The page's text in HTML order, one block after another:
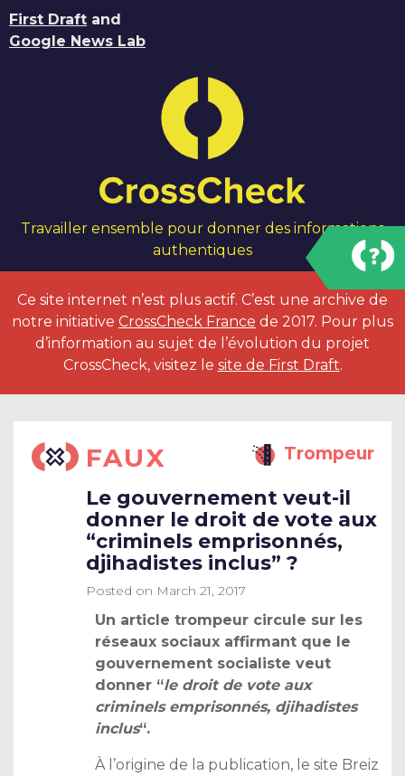
First Draft and
Google News Lab
Travailler ensemble pour donner des informations
authentiques
Ce site internet n’est plus actif. C’est une archive de
notre initiative CrossCheck France de 2017. Pour plus
d’information au sujet de l’évolution du projet
CrossCheck, visitez le site de First Draft.
FAUX Trompeur
Le gouvernement veut-il
donner le droit de vote aux
“criminels emprisonnés,
djihadistes inclus” ?
Posted on March 21, 2017
Un article trompeur circule sur les
réseaux sociaux affirmant que le
gouvernement socialiste veut
donner “le droit de vote aux
criminels emprisonnés, djihadistes
inclus“.
À l’origine de la publication, le site Breiz